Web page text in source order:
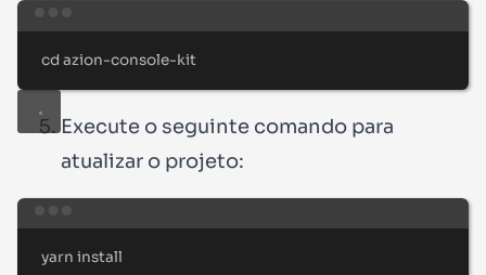
cd azion-console-kit
Execute o seguinte comando para
atualizar o projeto:
yarn install